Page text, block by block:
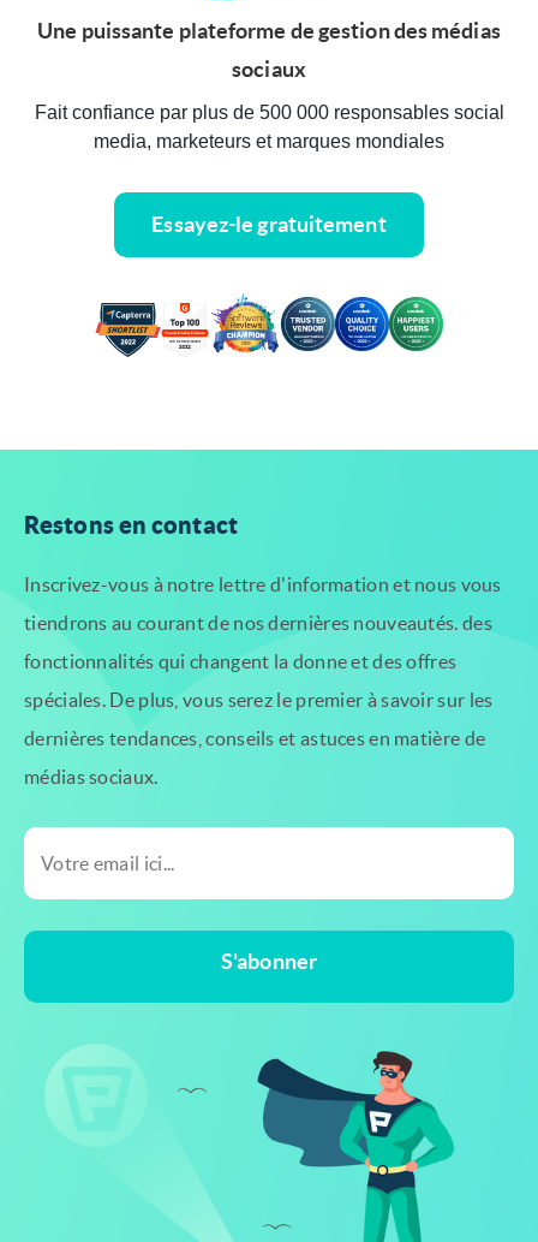
Une puissante plateforme de gestion des médias
sociaux
Fait confiance par plus de 500 000 responsables social
media, marketeurs et marques mondiales
Essayez-le gratuitement
Restons en contact
Inscrivez-vous à notre lettre d'information et nous vous
tiendrons au courant de nos dernières nouveautés. des
fonctionnalités qui changent la donne et des offres
spéciales. De plus, vous serez le premier à savoirsur les
dernières tendances, conseils et astuces en matière de
médias sociaux.
S'abonner